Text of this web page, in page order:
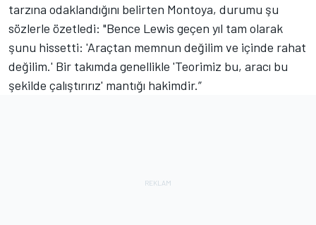
tarzına odaklandığını belirten Montoya, durumu şu
sözlerle özetledi: "Bence Lewis geçen yıl tam olarak
şunu hissetti: 'Araçtan memnun değilim ve içinde rahat
değilim.' Bir takımda genellikle 'Teorimiz bu, aracı bu
şekilde çalıştırırız' mantığı hakimdir.”